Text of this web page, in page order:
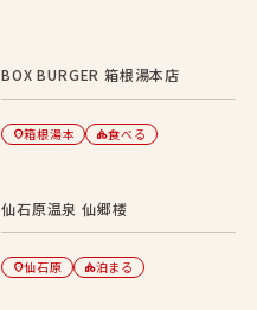
BOX BURGER 箱根湯本店
location_on箱根湯本 category食べる
仙石原温泉 仙郷楼
location_on仙石原 category泊まる